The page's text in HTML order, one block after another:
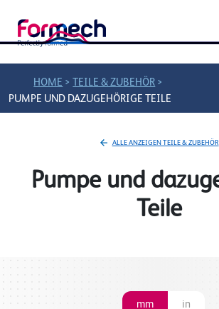
HOME > TEILE & ZUBEHÖR >
PUMPE UND DAZUGEHÖRIGE TEILE
ALLE ANZEIGEN TEILE & ZUBEHÖR
Pumpe und
Teile
mm in